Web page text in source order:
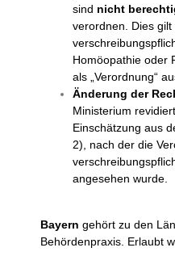
sind nicht
verordnen. Dies
Homöopathie oder
als „Verordnung“
Änderung der
Ministerium
Einschätzung aus
2), nach der die
angesehen wurde.
Bayern gehört zu den
Behördenpraxis. Erlaubt